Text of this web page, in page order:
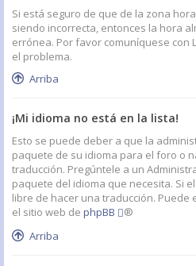
Si está seguro de que de la zona
siendo incorrecta, entonces la hora
errónea. Por favor comuníquese con
el problema.
Arriba
¡Mi idioma no está en la lista!
Esto se puede deber a que la
paquete de su idioma para el foro o
traducción. Pregúntele a un
paquete del idioma que necesita. Si
libre de hacer una traducción.
el sitio web de phpBB
®
Arriba